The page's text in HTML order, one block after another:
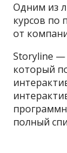
Одним из
курсов по
от
Storyline —
который
полный